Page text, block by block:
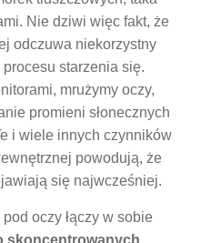
Nie dziwi więc fakt, że
odczuwa niekorzystny
starzenia się.
mrużymy oczy,
promieni słonecznych
i wiele innych czynników
powodują, że
się najwcześniej.
oczy łączy w sobie
skoncentrowanych